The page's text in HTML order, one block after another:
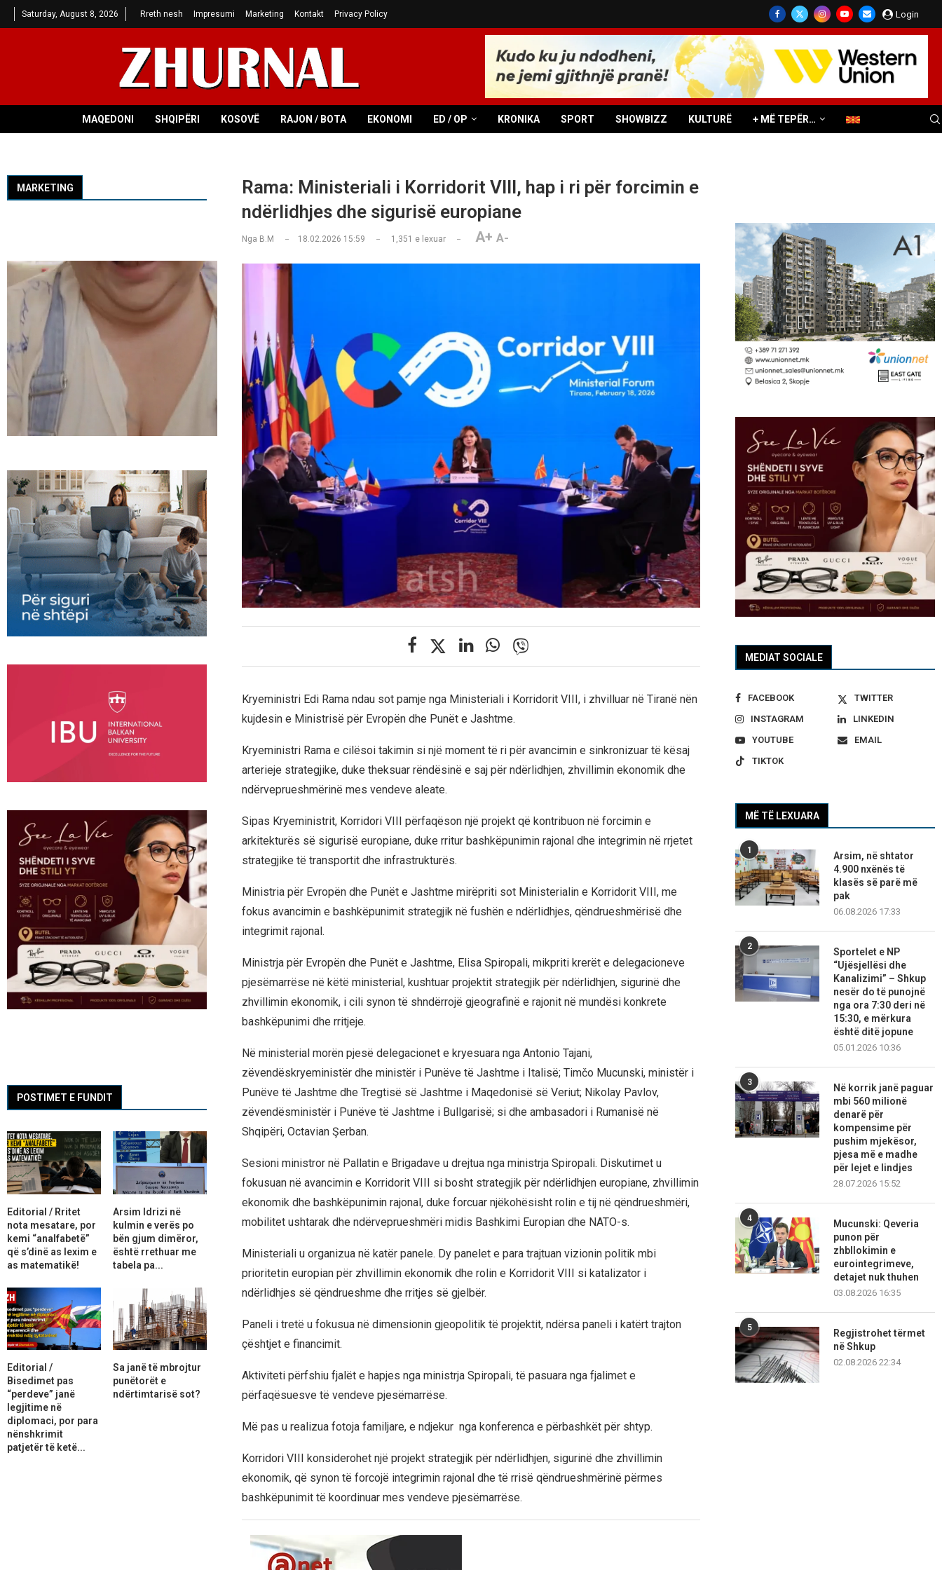
Saturday, August 8, 2026 Rreth nesh Impresumi Marketing Kontakt Privacy Policy Login
MAQEDONI SHQIPËRI KOSOVË RAJON / BOTA EKONOMI ED / OP KRONIKA SPORT SHOWBIZZ KULTURË + MË TEPËR…
Rama: Ministeriali i Korridorit VIII, hap i ri për forcimin e
ndërlidhjes dhe sigurisë europiane
Nga B.M 18.02.2026 15:59 1,351 e lexuar A+ A-
Kryeministri Edi Rama ndau sot pamje nga Ministeriali i Korridorit VIII, i zhvilluar në Tiranë nën
kujdesin e Ministrisë për Evropën dhe Punët e Jashtme.
Kryeministri Rama e cilësoi takimin si një moment të ri për avancimin e sinkronizuar të kësaj
arterieje strategjike, duke theksuar rëndësinë e saj për ndërlidhjen, zhvillimin ekonomik dhe
ndërveprueshmërinë mes vendeve aleate.
Sipas Kryeministrit, Korridori VIII përfaqëson një projekt që kontribuon në forcimin e
arkitekturës së sigurisë europiane, duke rritur bashkëpunimin rajonal dhe integrimin në rrjetet
strategjike të transportit dhe infrastrukturës.
Ministria për Evropën dhe Punët e Jashtme mirëpriti sot Ministerialin e Korridorit VIII, me
fokus avancimin e bashkëpunimit strategjik në fushën e ndërlidhjes, qëndrueshmërisë dhe
integrimit rajonal.
Ministrja për Evropën dhe Punët e Jashtme, Elisa Spiropali, mikpriti krerët e delegacioneve
pjesëmarrëse në këtë ministerial, kushtuar projektit strategjik për ndërlidhjen, sigurinë dhe
zhvillimin ekonomik, i cili synon të shndërrojë gjeografinë e rajonit në mundësi konkrete
bashkëpunimi dhe rritjeje.
Në ministerial morën pjesë delegacionet e kryesuara nga Antonio Tajani,
zëvendëskryeministër dhe ministër i Punëve të Jashtme i Italisë; Timčo Mucunski, ministër i
Punëve të Jashtme dhe Tregtisë së Jashtme i Maqedonisë së Veriut; Nikolay Pavlov,
zëvendësministër i Punëve të Jashtme i Bullgarisë; si dhe ambasadori i Rumanisë në
Shqipëri, Octavian Şerban.
Sesioni ministror në Pallatin e Brigadave u drejtua nga ministrja Spiropali. Diskutimet u
fokusuan në avancimin e Korridorit VIII si bosht strategjik për ndërlidhjen europiane, zhvillimin
ekonomik dhe bashkëpunimin rajonal, duke forcuar njëkohësisht rolin e tij në qëndrueshmëri,
mobilitet ushtarak dhe ndërveprueshmëri midis Bashkimi Europian dhe NATO-s.
Ministeriali u organizua në katër panele. Dy panelet e para trajtuan vizionin politik mbi
prioritetin europian për zhvillimin ekonomik dhe rolin e Korridorit VIII si katalizator i
ndërlidhjes së qëndrueshme dhe rritjes së gjelbër.
Paneli i tretë u fokusua në dimensionin gjeopolitik të projektit, ndërsa paneli i katërt trajton
çështjet e financimit.
Aktiviteti përfshiu fjalët e hapjes nga ministrja Spiropali, të pasuara nga fjalimet e
përfaqësuesve të vendeve pjesëmarrëse.
Më pas u realizua fotoja familjare, e ndjekur nga konferenca e përbashkët për shtyp.
Korridori VIII konsiderohet një projekt strategjik për ndërlidhjen, sigurinë dhe zhvillimin
ekonomik, që synon të forcojë integrimin rajonal dhe të rrisë qëndrueshmërinë përmes
bashkëpunimit të koordinuar mes vendeve pjesëmarrëse.
MEDIAT SOCIALE
FACEBOOK
TWITTER
INSTAGRAM
LINKEDIN
YOUTUBE
EMAIL
TIKTOK
MË TË LEXUARA
1
Arsim, në shtator
4.900 nxënës të
klasës së parë më
pak
06.08.2026 17:33
2
Sportelet e NP
“Ujësjellësi dhe
Kanalizimi” – Shkup
nesër do të punojnë
nga ora 7:30 deri në
15:30, e mërkura
është ditë jopune
05.01.2026 10:36
3
Në korrik janë paguar
mbi 560 milionë
denarë për
kompensime për
pushim mjekësor,
pjesa më e madhe
për lejet e lindjes
28.07.2026 15:52
4
Mucunski: Qeveria
punon për
zhbllokimin e
eurointegrimeve,
detajet nuk thuhen
03.08.2026 16:35
5
Regjistrohet tërmet
në Shkup
02.08.2026 22:34
MARKETING
POSTIMET E FUNDIT
Editorial / Rritet
nota mesatare, por
kemi “analfabetë”
që s’dinë as lexim e
as matematikë!
Arsim Idrizi në
kulmin e verës po
bën gjum dimëror,
është rrethuar me
tabela pa...
Editorial /
Bisedimet pas
“perdeve” janë
legjitime në
diplomaci, por para
nënshkrimit
patjetër të ketë...
Sa janë të mbrojtur
punëtorët e
ndërtimtarisë sot?